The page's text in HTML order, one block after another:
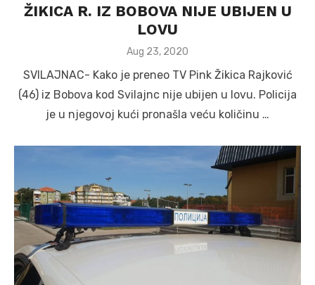
ŽIKICA R. IZ BOBOVA NIJE UBIJEN U
LOVU
Posted
Aug 23, 2020
SVILAJNAC- Kako je preneo TV Pink Žikica Rajković
(46) iz Bobova kod Svilajnc nije ubijen u lovu. Policija
je u njegovoj kući pronašla veću količinu …